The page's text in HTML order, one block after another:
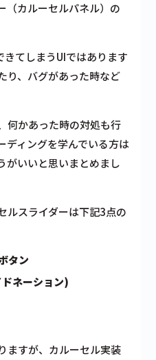
（カルーセルパネル）の
てしまうUIではあります
り、バグがあった時など
何かあった時の対処も行
ディングを学んでいる方は
がいいと思いまとめまし
ルスライダーは下記3点の
タン
ネーション)
ますが、カルーセル実装